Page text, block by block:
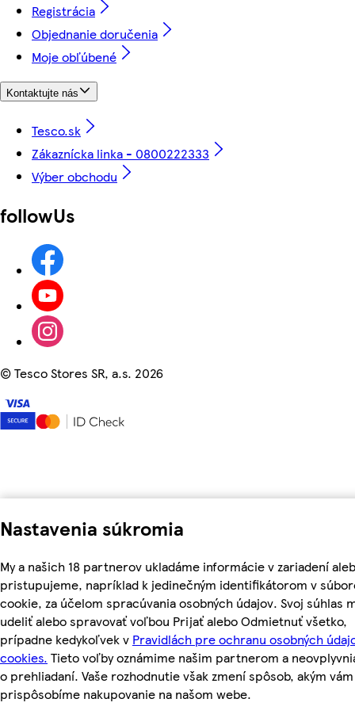
Nastavenia súkromia
My a našich 18 partnerov ukladáme informácie v zariadení
pristupujeme, napríklad k jedinečným identifikátorom v
cookie, za účelom spracúvania osobných údajov. Svoj súhlas
udeliť alebo spravovať voľbou Prijať alebo Odmietnuť všetko,
prípadne kedykoľvek v Pravidlách pre ochranu osobných
cookies. Tieto voľby oznámime našim partnerom a
o prehliadaní. Vaše rozhodnutie však zmení spôsob, akým vám
prispôsobíme nakupovanie na našom webe.
Registrácia
Objednanie doručenia
Moje obľúbené
Kontaktujte nás
Tesco.sk
Zákaznícka linka - 0800222333
Výber obchodu
followUs
©Tesco Stores SR, a.s. 2026